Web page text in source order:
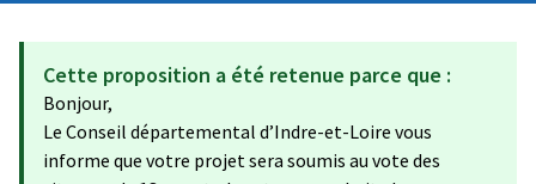
Cette proposition a été retenue parce que :
Bonjour,
Le Conseil départemental d’Indre-et-Loire vous
informe que votre projet sera soumis au vote des